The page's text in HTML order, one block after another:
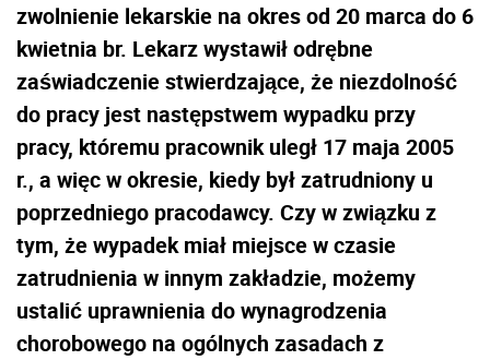
zwolnienie lekarskie na okres od 20 marca do 6
kwietnia br. Lekarz wystawił odrębne
zaświadczenie stwierdzające, że niezdolność
do pracy jest następstwem wypadku przy
pracy, któremu pracownik uległ 17 maja 2005
r., a więc w okresie, kiedy był zatrudniony u
poprzedniego pracodawcy. Czy w związku z
tym, że wypadek miał miejsce w czasie
zatrudnienia w innym zakładzie, możemy
ustalić uprawnienia do wynagrodzenia
chorobowego na ogólnych zasadach z